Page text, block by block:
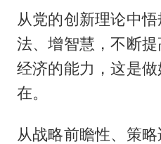
从党的创新理论中
法、增智慧，不断
经济的能力，这是
在。
从战略前瞻性、策